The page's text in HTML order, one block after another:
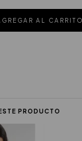
PRODUCTO